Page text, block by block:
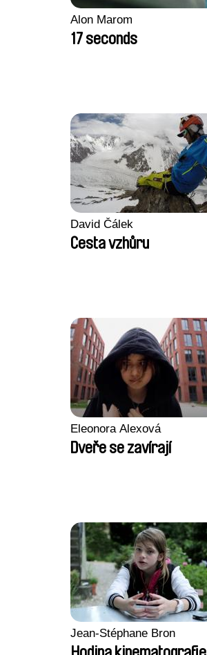
Alon Marom
17 seconds
David Čálek
Cesta vzhůru
Eleonora Alexová
Dveře se zavírají
Jean-Stéphane Bron